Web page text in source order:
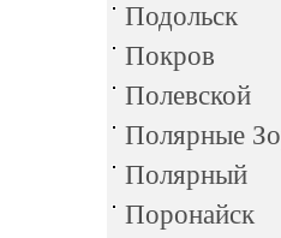
Подольск
Покров
Полевской
Полярные
Полярный
Поронайск